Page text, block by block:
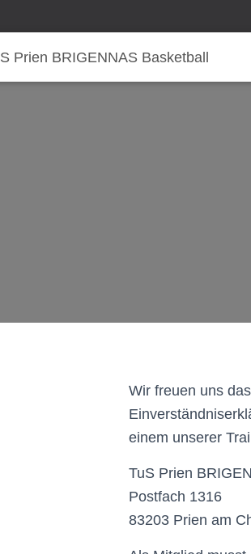
Wir freuen uns
einem unserer
TuS Prien
Postfach 1316
83203 Prien am